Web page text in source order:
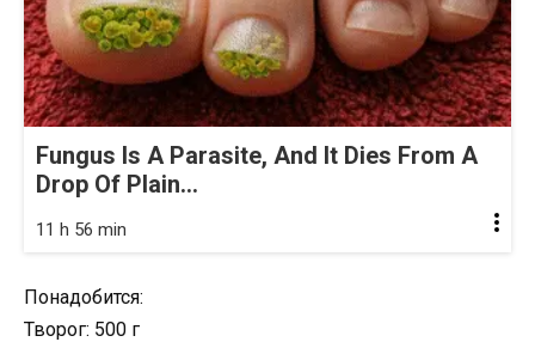
Fungus Is A Parasite, And It Dies From A
Drop Of Plain...
11 h 56 min
Понадобится:
Творог: 500 г